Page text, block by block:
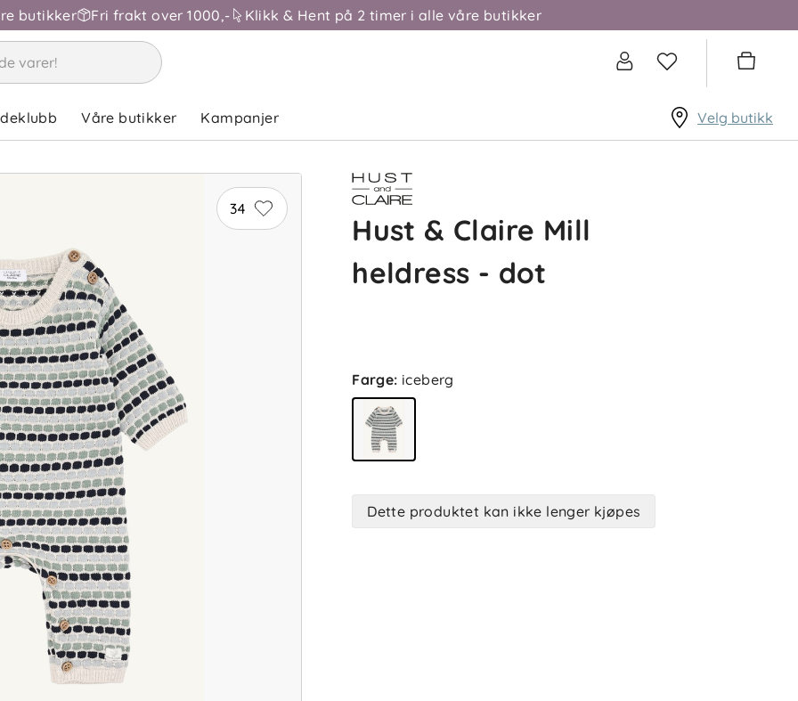
butikker Fri frakt over 1000,- Klikk & Hent på 2 timer i alle våre butikker
Våre butikker Kampanjer Velg butikk
34
Hust & Claire Mill
heldress - dot
Farge: iceberg
Dette produktet kan ikke lenger kjøpes